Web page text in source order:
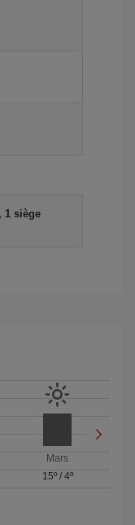
1 siège
Mars
15º/ 4º